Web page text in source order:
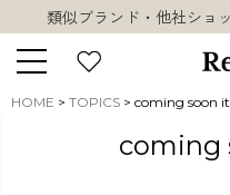
類似ブランド・他社ショ
熊本県熊本地方を震
類似ブランド・他社ショ
HOME TOPICS coming soon
coming